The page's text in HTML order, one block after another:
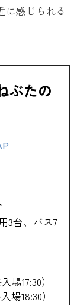
に感じられる
ぶたの
3台、バス7
場17:30）
場18:30）